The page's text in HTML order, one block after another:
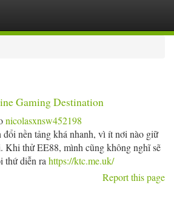
Gaming Destination
nicolasxnsw452198
nền tảng khá nhanh, vì ít nơi nào giữ
Khi thử EE88, mình cũng không nghĩ sẽ
thứ diễn ra https://ktc.me.uk/
Report this page